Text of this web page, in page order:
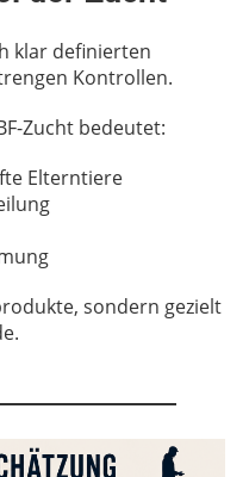
klar definierten
Kontrollen.
Zucht bedeutet:
Elterntiere
sondern gezielt